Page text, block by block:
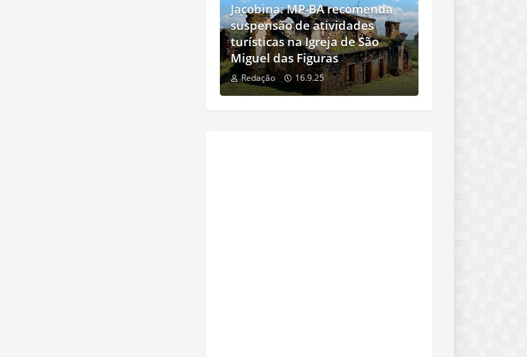
Jacobina: MP-BA recomenda
suspensão de atividades
turísticas na Igreja de São
Miguel das Figuras
Redação 16.9.25